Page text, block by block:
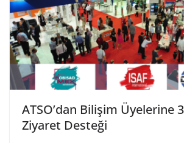
ATSO’dan Bilişim Üyelerine
Ziyaret Desteği